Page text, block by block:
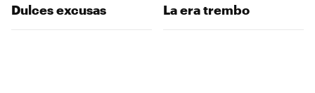
Dulces excusas La era trembo